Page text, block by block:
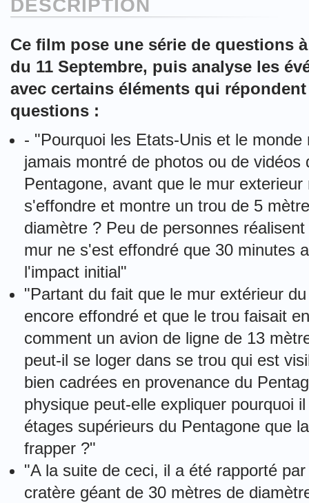
DESCRIPTION
Ce film pose une série de questions
du 11 Septembre, puis analyse les
avec certains éléments qui répondent
questions :
- "Pourquoi les Etats-Unis et le monde
jamais montré de photos ou de vidéos
Pentagone, avant que le mur exterieur
s'effondre et montre un trou de 5
diamètre ? Peu de personnes
mur ne s'est effondré que 30 minutes
l'impact initial"
"Partant du fait que le mur extérieur
encore effondré et que le trou faisait
comment un avion de ligne de 13
peut-il se loger dans se trou qui est
bien cadrées en provenance du
physique peut-elle expliquer pourquoi
étages supérieurs du Pentagone que
frapper ?"
"A la suite de ceci, il a été rapporté
cratère géant de 30 mètres de